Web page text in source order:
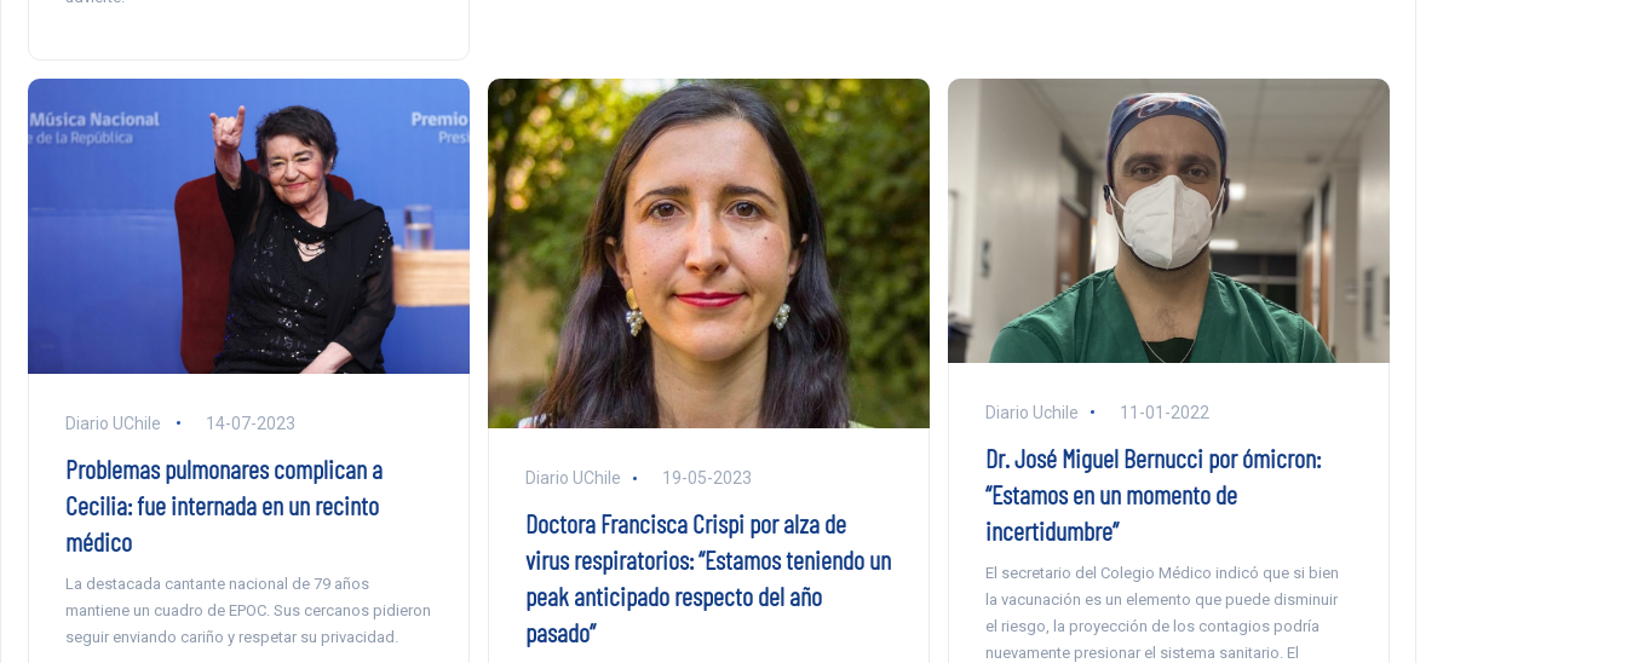
Diario UChile 14-07-2023
Problemas pulmonares complican a
Cecilia: fue internada en un recinto
médico
La destacada cantante nacional de 79 años
mantiene un cuadro de EPOC. Sus cercanos pidieron
seguir enviando cariño y respetar su privacidad.
Diario UChile 19-05-2023
Doctora Francisca Crispi por alza de
virus respiratorios: “Estamos teniendo un
peak anticipado respecto del año
pasado”
Diario Uchile 11-01-2022
Dr. José Miguel Bernucci por ómicron:
“Estamos en un momento de
incertidumbre”
El secretario del Colegio Médico indicó que si bien
la vacunación es un elemento que puede disminuir
el riesgo, la proyección de los contagios podría
nuevamente presionar el sistema sanitario. El